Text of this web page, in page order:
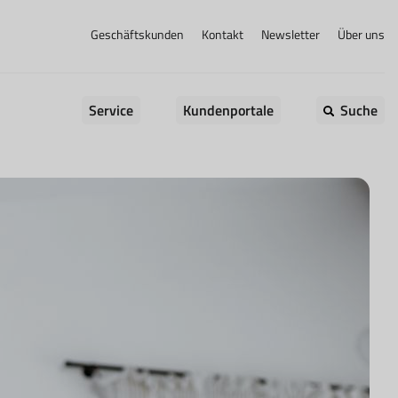
Geschäftskunden Kontakt Newsletter Über uns
Service Kundenportale Suche